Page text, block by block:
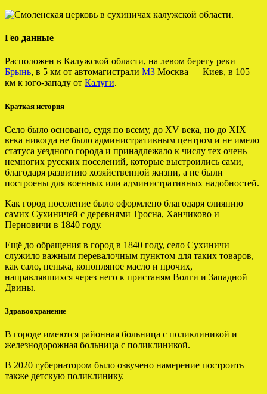
Гео данные
Расположен в Калужской области, на левом берегу реки
Брынь, в 5 км от автомагистрали М3 Москва — Киев, в 105
км к юго-западу от Калуги.
Краткая история
Село было основано, судя по всему, до XV века, но до XIX
века никогда не было административным центром и не имело
статуса уездного города и принадлежало к числу тех очень
немногих русских поселений, которые выстроились сами,
благодаря развитию хозяйственной жизни, а не были
построены для военных или административных надобностей.
Как город поселение было оформлено благодаря слиянию
самих Сухиничей с деревнями Тросна, Ханчиково и
Перновичи в 1840 году.
Ещё до обращения в город в 1840 году, село Сухиничи
служило важным перевалочным пунктом для таких товаров,
как сало, пенька, конопляное масло и прочих,
направлявшихся через него к пристаням Волги и Западной
Двины.
Здравоохранение
В городе имеются районная больница с поликлиникой и
железнодорожная больница с поликлиникой.
В 2020 губернатором было озвучено намерение построить
также детскую поликлинику.